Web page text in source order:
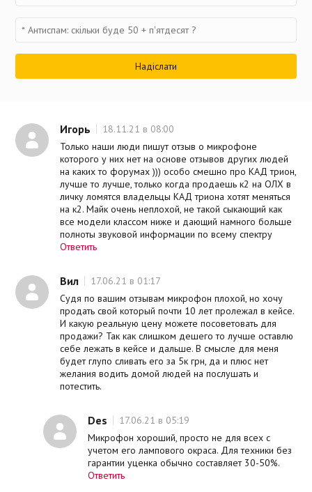
Игорь
18.11.21 в 08:00
Только наши люди пишут отзыв о микрофоне
которого у них нет на основе отзывов других людей
на каких то форумах ))) особо смешно про КАД трион,
лучше то лучше, только когда продаешь к2 на ОЛХ в
личку ломятся владельцы КАД триона хотят меняться
на к2. Майк очень неплохой, не такой сыкающий как
все модели классом ниже и дающий намного больше
полноты звуковой информации по всему спектру
Ответить
Вил
17.06.21 в 01:17
Судя по вашим отзывам микрофон плохой, но хочу
продать свой который почти 10 лет пролежал в кейсе.
И какую реальную цену можете посоветовать для
продажи? Так как слишком дешего то лучше оставлю
себе лежать в кейсе и дальше. В смысле для меня
будет глупо сливать его за 5к грн, да и плюс нет
желания водить домой людей на послушать и
потестить.
Des
17.06.21 в 05:19
Микрофон хороший, просто не для всех с
учетом его лампового окраса. Для техники без
гарантии уценка обычно составляет 30-50%.
Ответить